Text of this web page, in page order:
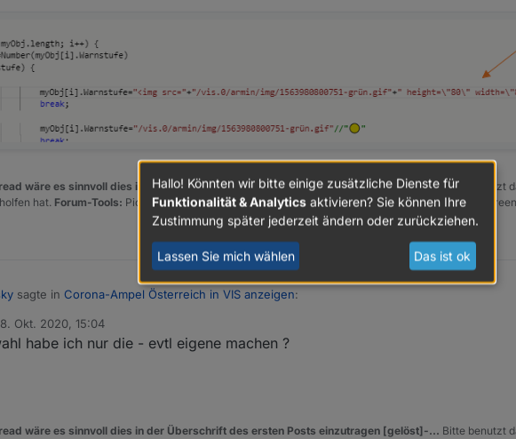
wäre es sinnvoll dies in der Überschrift des ersten Posts einzutragen [gelöst]-... Bitte benutzt
hat. Forum-Tools: PicPick https://picpick.app/en/download/ und ScreenToGif https://
sagte in Corona-Ampel Österreich in VIS anzeigen:
das invento json widget für die anzeige?
Okt. 2020, 15:04
von
habe ich nur die - evtl eigene machen ?
wäre es sinnvoll dies in der Überschrift des ersten Posts einzutragen [gelöst]-... Bitte benutzt
Hallo! Könnten wir bitte einige zusätzliche Dienste für
Funktionalität & Analytics aktivieren? Sie können Ihre
Zustimmung später jederzeit ändern oder zurückziehen.
Lassen Sie mich wählen Das ist ok